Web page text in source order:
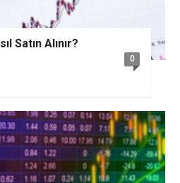
Satın Alınır?
0